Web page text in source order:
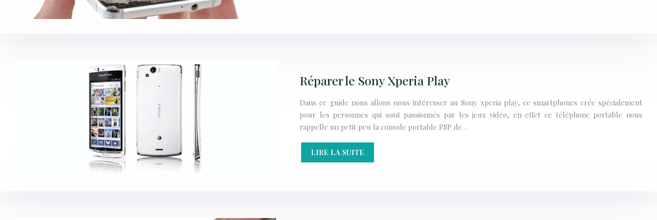
Réparer le Sony Xperia Play
Dans ce guide nous allons nous intéresser au Sony xperia play, ce smartphones crée spécialement
pour les personnes qui sont passionnés par les jeux vidéo, en effet ce téléphone portable nous
rappelle un petit peu la console portable PSP de…
LIRE LA SUITE